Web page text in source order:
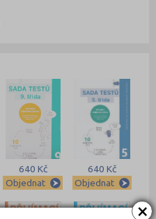
×
640 Kč
Objednat
640 Kč
Objednat